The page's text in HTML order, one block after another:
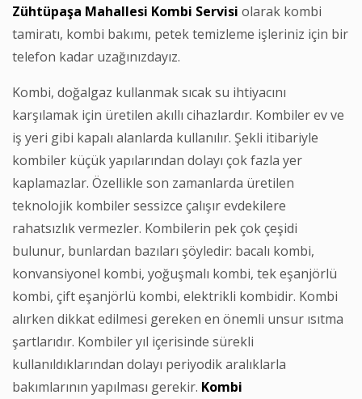
Zühtüpaşa Mahallesi Kombi Servisi olarak kombi
tamiratı, kombi bakımı, petek temizleme işleriniz için bir
telefon kadar uzağınızdayız.
Kombi, doğalgaz kullanmak sıcak su ihtiyacını
karşılamak için üretilen akıllı cihazlardır. Kombiler ev ve
iş yeri gibi kapalı alanlarda kullanılır. Şekli itibariyle
kombiler küçük yapılarından dolayı çok fazla yer
kaplamazlar. Özellikle son zamanlarda üretilen
teknolojik kombiler sessizce çalışır evdekilere
rahatsızlık vermezler. Kombilerin pek çok çeşidi
bulunur, bunlardan bazıları şöyledir: bacalı kombi,
konvansiyonel kombi, yoğuşmalı kombi, tek eşanjörlü
kombi, çift eşanjörlü kombi, elektrikli kombidir. Kombi
alırken dikkat edilmesi gereken en önemli unsur ısıtma
şartlarıdır. Kombiler yıl içerisinde sürekli
kullanıldıklarından dolayı periyodik aralıklarla
bakımlarının yapılması gerekir. Kombi